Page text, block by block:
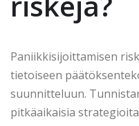
Paniikkisijoittamisen
tietoiseen
suunnitteluun.
pitkäaikaisia